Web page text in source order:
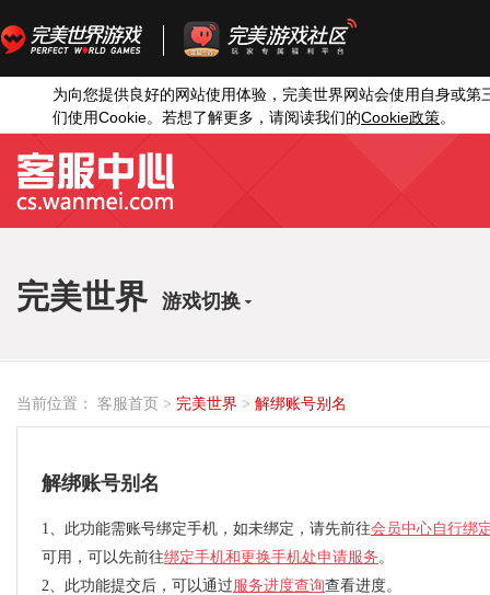
为向您提供良好的网站使用体验，完美世界网站会使用自身或第
们使用Cookie。若想了解更多，请阅读我们的Cookie政策。
完美世界 游戏切换
当前位置： 客服首页 > 完美世界 > 解绑账号别名
解绑账号别名
1、此功能需账号绑定手机，如未绑定，请先前往会员中心自行绑
可用，可以先前往绑定手机和更换手机处申请服务。
2、此功能提交后，可以通过服务进度查询查看进度。